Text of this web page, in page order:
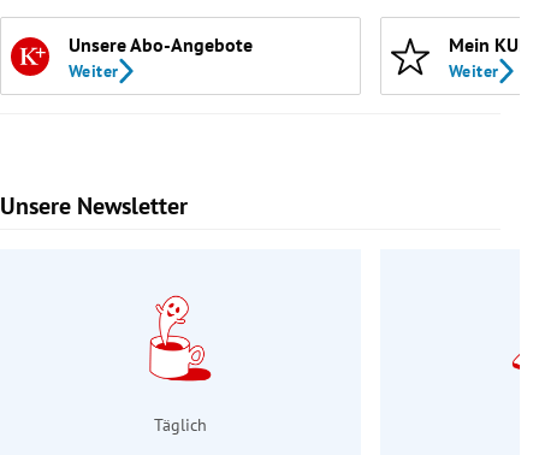
Unsere Abo-Angebote
Weiter
Mein
Weiter
Unsere Newsletter
Slide 1 von 9
Täglich